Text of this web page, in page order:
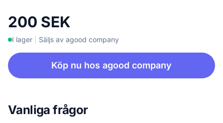
200 SEK
I lager Säljs av agood company
Köp nu hos agood company
Vanliga frågor